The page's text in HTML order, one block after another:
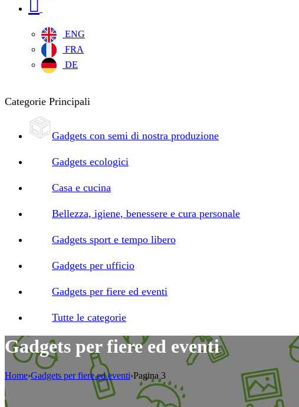
ENG
FRA
DE
Categorie Principali
Gadgets con semi di nostra produzione
Gadgets ecologici
Casa e cucina
Bellezza, igiene, benessere e cura personale
Gadgets sport e tempo libero
Gadgets per ufficio
Gadgets per fiere ed eventi
Tutte le categorie
Gadgets per fiere ed eventi
Home›Gadgets per fiere ed eventi›Pagina 3